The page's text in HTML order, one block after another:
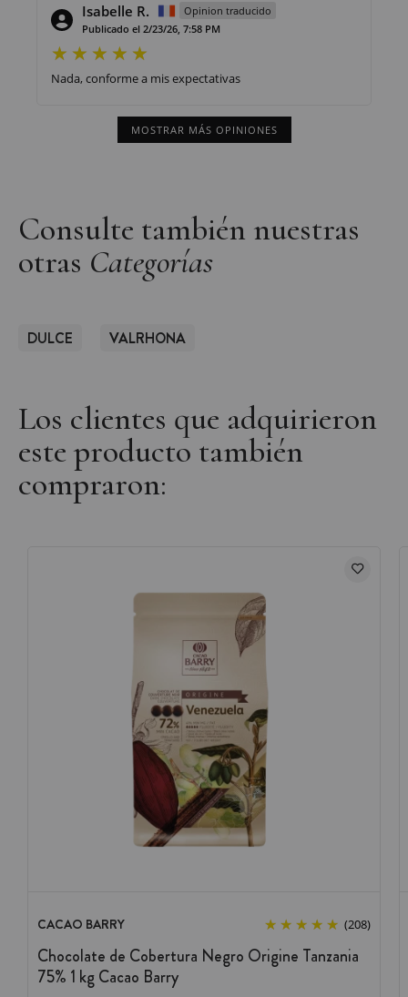
Isabelle R.
Opinion traducido
Publicado el 2/23/26, 7:58 PM
Nada, conforme a mis expectativas
MOSTRAR MÁS OPINIONES
Consulte también nuestras
otras Categorías
DULCE VALRHONA
Los clientes que adquirieron
este producto también
compraron:
CACAO BARRY (208)
Chocolate de Cobertura Negro Origine Tanzania
75% 1 kg Cacao Barry